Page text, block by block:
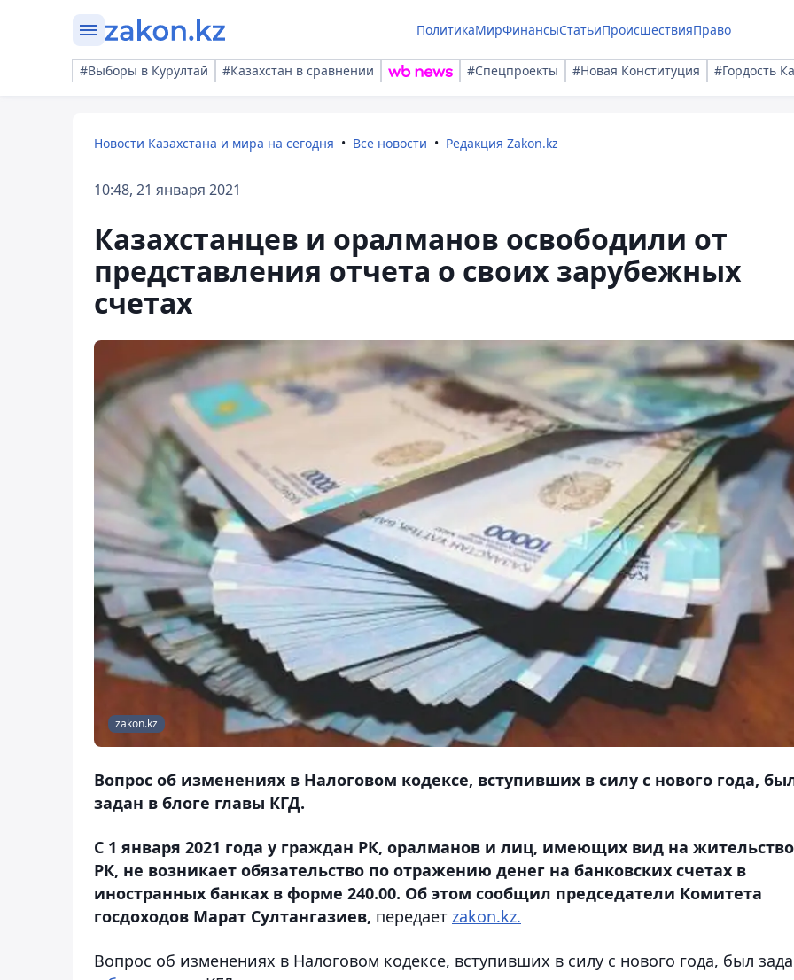
ПолитикаМирФинансыСтатьиПроисшествияПраво
#Выборы в Курултай #Казахстан в сравнении #Спецпроекты #Новая Конституция #Гордость
Новости Казахстана и мира на сегодня Все новости Редакция Zakon.kz
10:48, 21 января 2021
Казахстанцев и оралманов освободили от
представления отчета о своих зарубежных
счетах
zakon.kz
Вопрос об изменениях в Налоговом кодексе, вступивших в силу с нового года,
задан в блоге главы КГД.
С 1 января 2021 года у граждан РК, оралманов и лиц, имеющих вид на
РК, не возникает обязательство по отражению денег на банковских счетах в
иностранных банках в форме 240.00. Об этом сообщил председатели Комитета
госдоходов Марат Султангазиев, передает zakon.kz.
Вопрос об изменениях в Налоговом кодексе, вступивших в силу с нового года, был